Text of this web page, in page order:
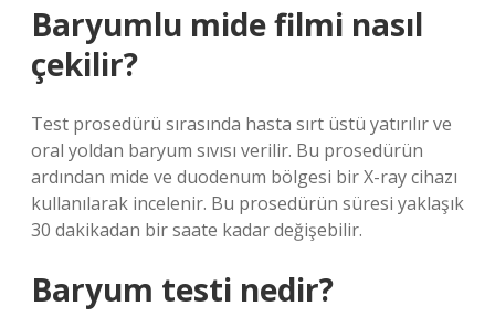
Baryumlu mide filmi nasıl
çekilir?
Test prosedürü sırasında hasta sırt üstü yatırılır ve
oral yoldan baryum sıvısı verilir. Bu prosedürün
ardından mide ve duodenum bölgesi bir X-ray cihazı
kullanılarak incelenir. Bu prosedürün süresi yaklaşık
30 dakikadan bir saate kadar değişebilir.
Baryum testi nedir?